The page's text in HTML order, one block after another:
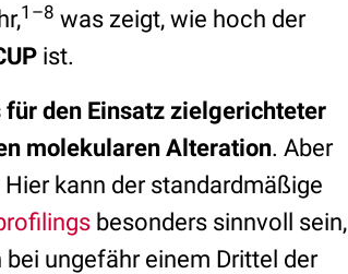
1–8 was zeigt, wie hoch der
ist.
für den Einsatz zielgerichteter
molekularen Alteration. Aber
kann der standardmäßige
besonders sinnvoll sein,
ungefähr einem Drittel der